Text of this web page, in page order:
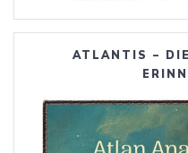
ATLANTIS –